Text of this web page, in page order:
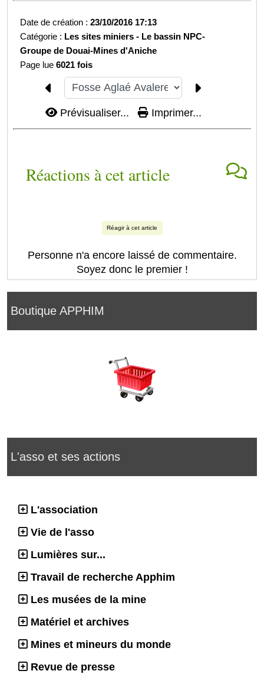
Boutique APPHIM
L'asso et ses actions
L'association
Vie de l'asso
Lumières sur...
Travail de recherche Apphim
Les musées de la mine
Matériel et archives
Mines et mineurs du monde
Revue de presse
Date de création :23/10/2016 17:13
Catégorie : Les sites miniers - Le bassin NPC-
Groupe de Douai-Mines d'Aniche
Page lue6021 fois
Prévisualiser... Imprimer...
Réactions à cet article
Réagir à cet article
Personne n'a encore laissé de commentaire.
Soyez donc le premier !